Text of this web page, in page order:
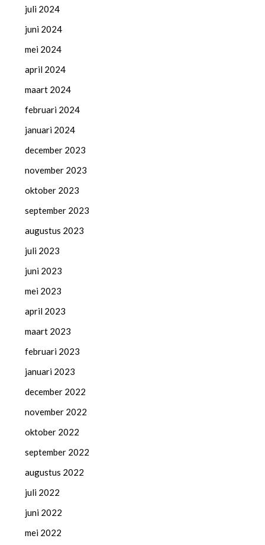
juli 2024
juni 2024
mei 2024
april 2024
maart 2024
februari 2024
januari 2024
december 2023
november 2023
oktober 2023
september 2023
augustus 2023
juli 2023
juni 2023
mei 2023
april 2023
maart 2023
februari 2023
januari 2023
december 2022
november 2022
oktober 2022
september 2022
augustus 2022
juli 2022
juni 2022
mei 2022